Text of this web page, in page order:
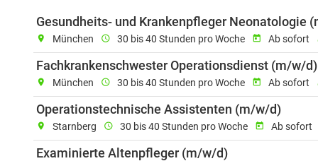
Gesundheits- und Krankenpfleger Neonatologie
location_on München schedule 30 bis 40 Stunden pro Woche today Ab sofort
Fachkrankenschwester Operationsdienst (m/w/d)
location_on München schedule 30 bis 40 Stunden pro Woche today Ab sofort
Operationstechnische Assistenten (m/w/d)
location_on Starnberg schedule 30 bis 40 Stunden pro Woche today Ab sofort
Examinierte Altenpfleger (m/w/d)Einsatzort: